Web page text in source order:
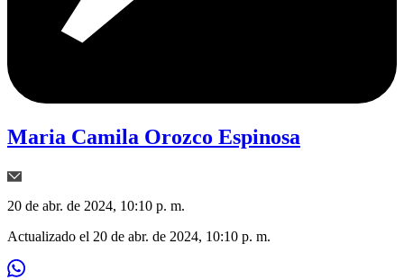
Maria Camila Orozco Espinosa
20 de abr. de 2024, 10:10 p. m.
Actualizado el 20 de abr. de 2024, 10:10 p. m.